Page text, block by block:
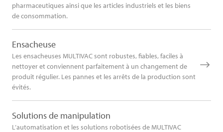
pharmaceutiques ainsi que les articles industriels et les biens
de consommation.
Ensacheuse
Les ensacheuses MULTIVAC sont robustes, fiables, faciles à
nettoyer et conviennent parfaitement à un changement de
produit régulier. Les pannes et les arrêts de la production sont
évités.
Solutions de manipulation
L’automatisation et les solutions robotisées de MULTIVAC